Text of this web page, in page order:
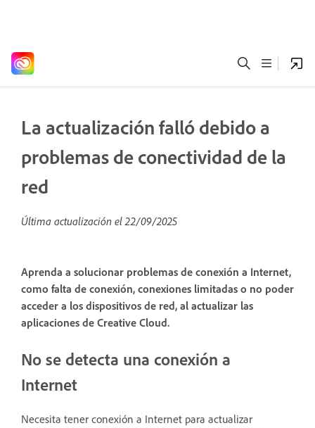
La actualización falló debido a
problemas de conectividad de la
red
Última actualización el22/09/2025
Aprenda a solucionar problemas de conexión a Internet,
como falta de conexión, conexiones limitadas o no poder
acceder a los dispositivos de red, al actualizar las
aplicaciones de Creative Cloud.
No se detecta una conexión a
Internet
Necesita tener conexión a Internet para actualizar